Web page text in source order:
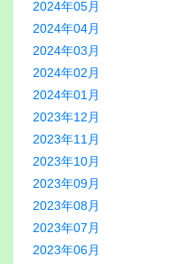
2024年05月
2024年04月
2024年03月
2024年02月
2024年01月
2023年12月
2023年11月
2023年10月
2023年09月
2023年08月
2023年07月
2023年06月